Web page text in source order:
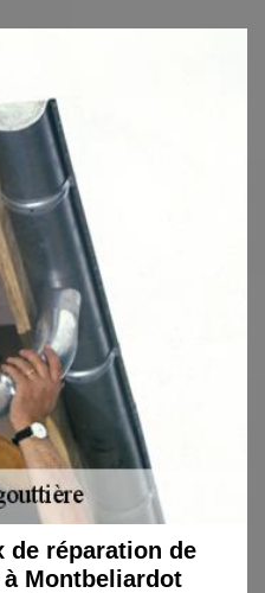
de réparation de
Montbeliardot